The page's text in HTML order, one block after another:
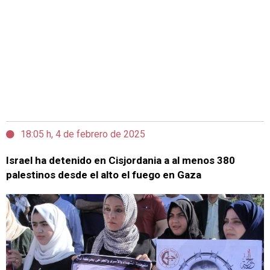
18:05 h, 4 de febrero de 2025
Israel ha detenido en Cisjordania a al menos 380
palestinos desde el alto el fuego en Gaza